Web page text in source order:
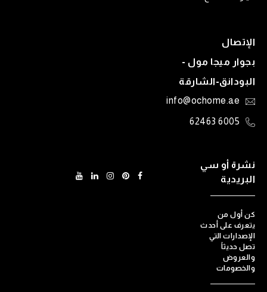
الإتصال
بجوار ميجا مول -
البودانق-الشارقة
info@ochome.ae
6005 62463
نشرة أو سي
البريدية
كن أول من
يتعرف على أحدث
الإصدارات التي
تصل حديثاً
والعروض
والخصومات